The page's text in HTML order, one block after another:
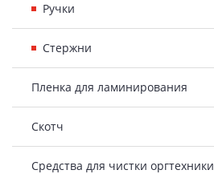
Ручки
Стержни
Пленка для ламинирования
Скотч
Средства для чистки оргтехники